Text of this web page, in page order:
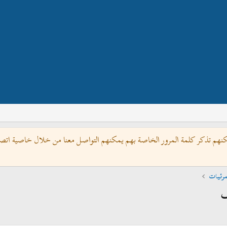
تذكر كلمة المرور الخاصة بهم يمكنهم التواصل معنا من خلال خاصية